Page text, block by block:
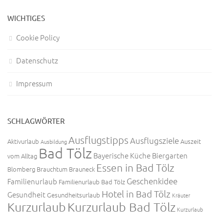
WICHTIGES
Cookie Policy
Datenschutz
Impressum
SCHLAGWÖRTER
Aktivurlaub AusbildungAusflugstippsAusflugszieleAuszeit
vom Alltag Bad Tölz Bayerische KücheBiergarten
Blomberg Brauchtum Brauneck Essen in Bad Tölz
Familienurlaub Familienurlaub Bad Tölz Geschenkidee
Gesundheit Gesundheitsurlaub Hotel in Bad Tölz Kräuter
Kurzurlaub Kurzurlaub Bad Tölz Kurzurlaub